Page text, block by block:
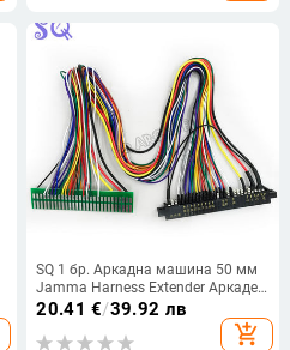
SQ 1 бр. Аркадна машина 50 мм
Jamma Harness Extender Аркаден
шкаф за ретро машина за бойни
20.41 €/39.92 лв
add_shopping_cart